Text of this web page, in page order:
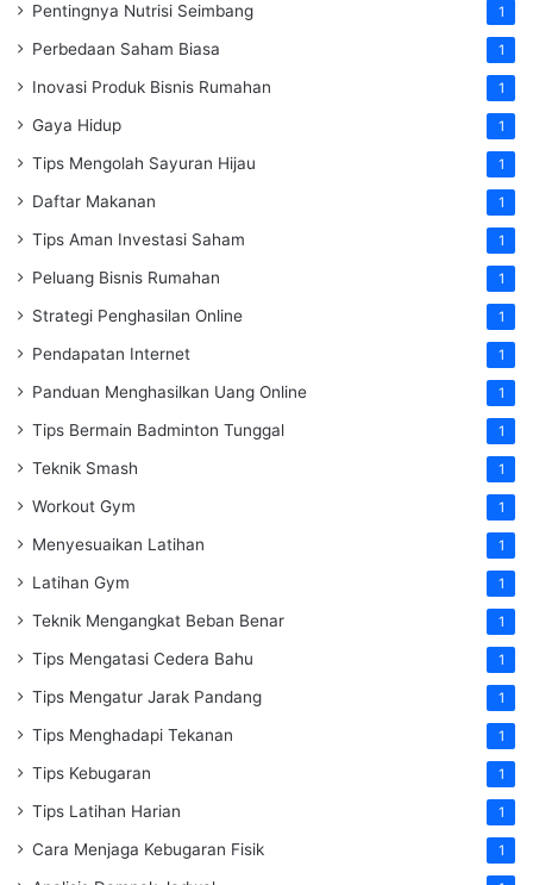
Pentingnya Nutrisi Seimbang 1
Perbedaan Saham Biasa 1
Inovasi Produk Bisnis Rumahan 1
Gaya Hidup 1
Tips Mengolah Sayuran Hijau 1
Daftar Makanan 1
Tips Aman Investasi Saham 1
Peluang Bisnis Rumahan 1
Strategi Penghasilan Online 1
Pendapatan Internet 1
Panduan Menghasilkan Uang Online 1
Tips Bermain Badminton Tunggal 1
Teknik Smash 1
Workout Gym 1
Menyesuaikan Latihan 1
Latihan Gym 1
Teknik Mengangkat Beban Benar 1
Tips Mengatasi Cedera Bahu 1
Tips Mengatur Jarak Pandang 1
Tips Menghadapi Tekanan 1
Tips Kebugaran 1
Tips Latihan Harian 1
Cara Menjaga Kebugaran Fisik 1